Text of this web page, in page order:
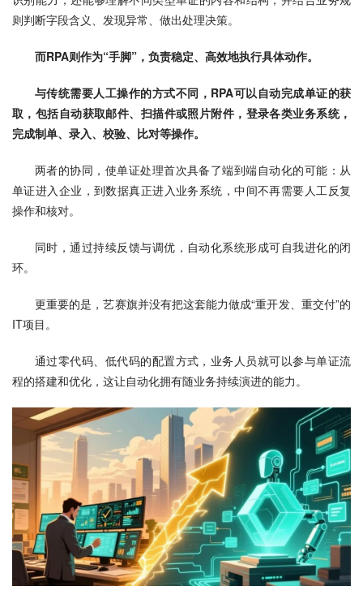
则判断字段含义、发现异常、做出处理决策。
而RPA则作为“手脚”，负责稳定、高效地执行具体动作。
与传统需要人工操作的方式不同， RPA可以自动完成单证的获
取，包括自动获取邮件、扫描件或照片附件，登录各类业务系统，
完成制单、录入、校验、比对等操作。
两者的协同，使单证处理首次具备了端到端自动化的可能：从
单证进入企业，到数据真正进入业务系统，中间不再需要人工反复
操作和核对。
同时，通过持续反馈与调优，自动化系统形成可自我进化的闭
环。
更重要的是，艺赛旗并没有把这套能力做成“重开发、重交付”的
IT项目。
通过零代码、低代码的配置方式，业务人员就可以参与单证流
程的搭建和优化，这让自动化拥有随业务持续演进的能力。